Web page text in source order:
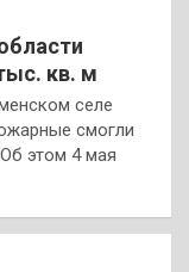
кв. м
селе
смогли
этом 4 мая